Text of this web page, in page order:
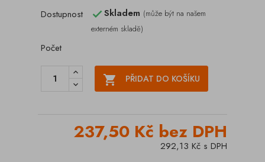
Dostupnost
Skladem (může být na našem
externém skladě)
Počet
 PŘIDAT DO KOŠÍKU
237,50 Kč bez DPH
292,13 Kč s DPH